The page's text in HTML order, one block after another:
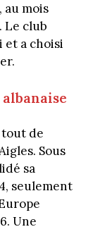
mois
Le club
et a choisi
de
Sous
sa
seulement
Une